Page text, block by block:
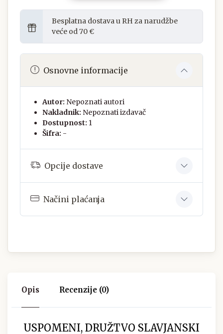
Besplatna dostava u RH za narudžbe
veće od 70 €
Osnovne informacije
Autor: Nepoznati autori
Nakladnik: Nepoznati izdavač
Dostupnost: 1
Šifra: -
Opcije dostave
Načini plaćanja
Opis Recenzije (0)
USPOMENI, DRUŽTVO SLAVJANSKI